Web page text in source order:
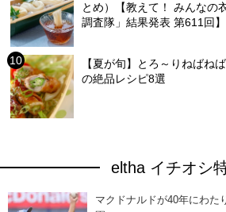
とめ）【教えて！ みんなの
調査隊」結果発表 第611回】
【夏が旬】とろ～りねばね
の絶品レシピ8選
eltha イチオシ
マクドナルドが40年にわた